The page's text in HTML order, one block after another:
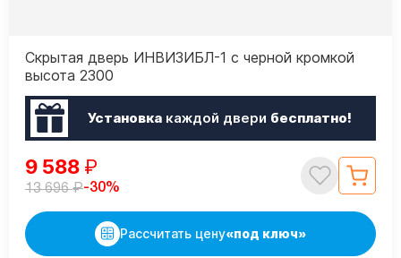
Скрытая дверь ИНВИЗИБЛ-1 с черной кромкой
высота 2300
Установкакаждой двери бесплатно!
9 588 ₽
13 696₽-30%
Рассчитать цену«под ключ»